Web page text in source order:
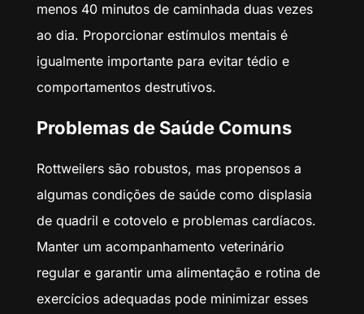
menos 40 minutos de caminhada duas vezes
ao dia. Proporcionar estímulos mentais é
igualmente importante para evitar tédio e
comportamentos destrutivos.
Problemas de Saúde Comuns
Rottweilers são robustos, mas propensos a
algumas condições de saúde como displasia
de quadril e cotovelo e problemas cardíacos.
Manter um acompanhamento veterinário
regular e garantir uma alimentação e rotina de
exercícios adequadas pode minimizar esses